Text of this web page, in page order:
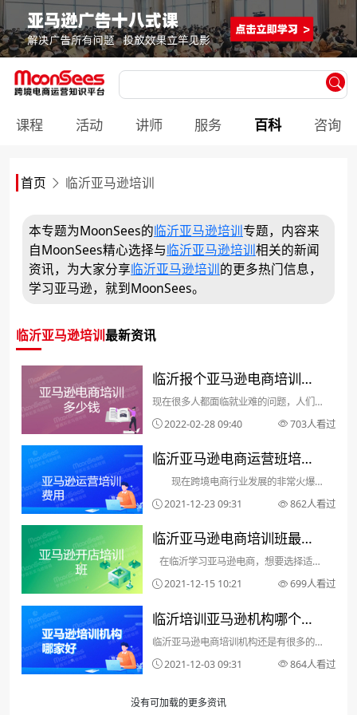
课程 活动 讲师 服务 百科 咨询
首页 临沂亚马逊培训
本专题为MoonSees的临沂亚马逊培训专题，内容来
自MoonSees精心选择与临沂亚马逊培训相关的新闻
资讯，为大家分享临沂亚马逊培训的更多热门信息，
学习亚马逊，就到MoonSees。
临沂亚马逊培训最新资讯
临沂报个亚马逊电商培训班
多少钱？贵不贵
现在很多人都面临就业难的问题，人们的
生活压力也越来越大，有很多年轻人想要
逊电商培训班多少钱？贵不贵?这个问题
就由小编来为大家解答。 临沂报个亚马
逊电商培训班多少钱？...
2022-02-28 09:40 703人看过
临沂亚马逊电商运营班培训
费用是多少？
现在跨境电商行业发展的非常火爆，
而且大家也都知道亚马逊运营这个岗位是
亚马逊电商简直是跨境电商领域的宠儿，
只要精通亚马逊电商运营技巧，不管是去
企业上班，还是自己创...
2021-12-23 09:31 862人看过
临沂亚马逊电商培训班最好
是哪？哪些是非常关键的选
择
在临沂学习亚马逊电商，想要选择适合
自己的亚马逊电商培训学习机构是非常关
沂亚马逊电商培训机构之间的对比，最关
键的还是得从这几个方面入手选择： 1.
师资力量...
2021-12-15 10:21 699人看过
临沂培训亚马逊机构哪个
好？靠谱培训还要自己选
临沂亚马逊电商培训机构还是有很多的，
要说哪个好，大家的意见都不同意，还是
地区和师资的不同而有所不同，可能大家
2021-12-03 09:31 864人看过
没有可加载的更多资讯